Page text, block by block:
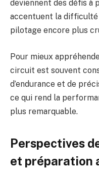
deviennent des défis à
accentuent la
pilotage encore plus
Pour mieux
circuit est souvent
d’endurance et de
ce qui rend la
plus remarquable.
Perspectives
et préparation